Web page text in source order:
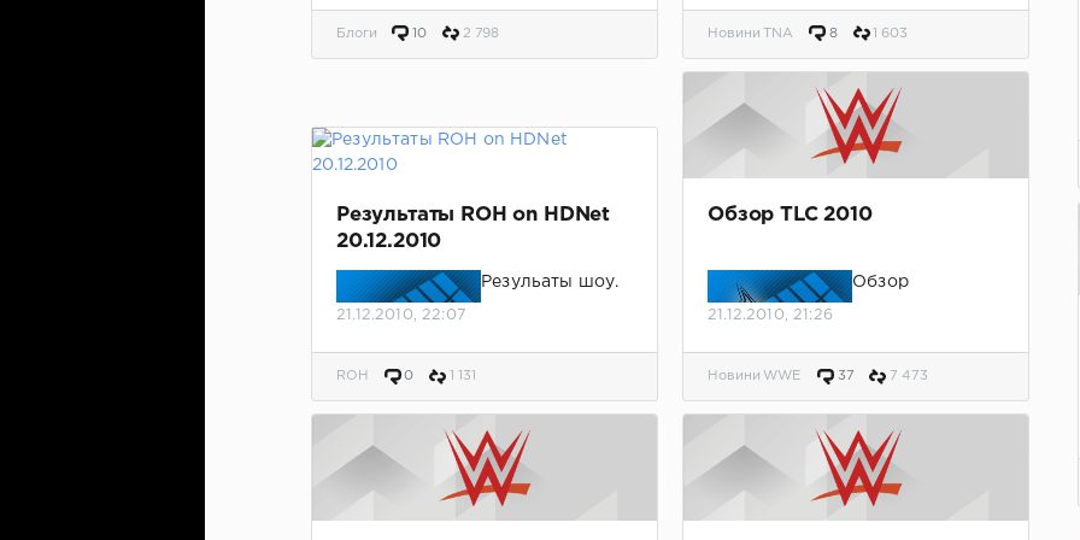
c4d53ab08bd360b550ba.00-->
Блоги 10 2 798 Новини TNA 8 1 603
Результаты ROH on HDNet
20.12.2010
Резульаты шоу.
21.12.2010, 22:07
ROH 0 1 131
Обзор TLC 2010
Обзор
!
21.12.2010, 21:26
Новини WWE 37 7 473